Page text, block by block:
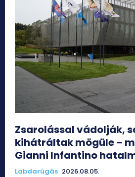
Zsarolással vádolják,
kihátráltak mögüle –
Gianni Infantino
Labdarúgás 2026.08.05.